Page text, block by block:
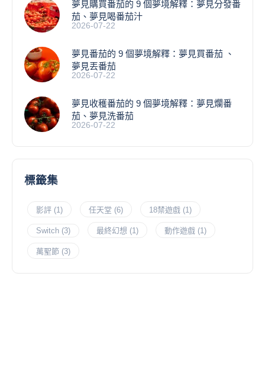
夢見購買番茄的 9 個夢境解釋：夢見分發番
茄、夢見喝番茄汁
2026-07-22
夢見番茄的 9 個夢境解釋：夢見買番茄 、
夢見丟番茄
2026-07-22
夢見收穫番茄的 9 個夢境解釋：夢見爛番
茄、夢見洗番茄
2026-07-22
標籤集
影評 (1) 任天堂 (6) 18禁遊戲 (1)
Switch (3) 最終幻想 (1) 動作遊戲 (1)
萬聖節 (3)